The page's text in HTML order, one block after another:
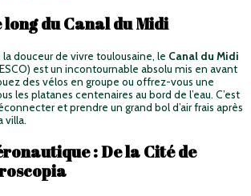
long du Canal du Midi
douceur de vivre toulousaine, le Canal du Midi
est un incontournable absolu mis en avant
des vélos en groupe ou offrez-vous une
les platanes centenaires au bord de l’eau. C’est
et prendre un grand bol d’air frais après
villa.
: De la Cité de